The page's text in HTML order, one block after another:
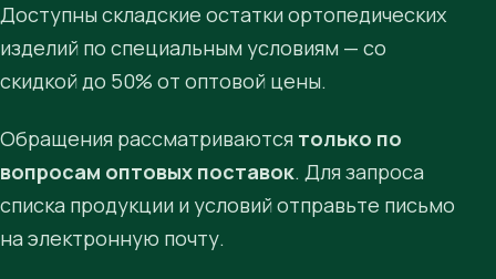
Доступны складские остатки ортопедических
изделий по специальным условиям — со
скидкой до 50% от оптовой цены.
Обращения рассматриваются только по
вопросам оптовых поставок. Для запроса
списка продукции и условий отправьте письмо
на электронную почту.